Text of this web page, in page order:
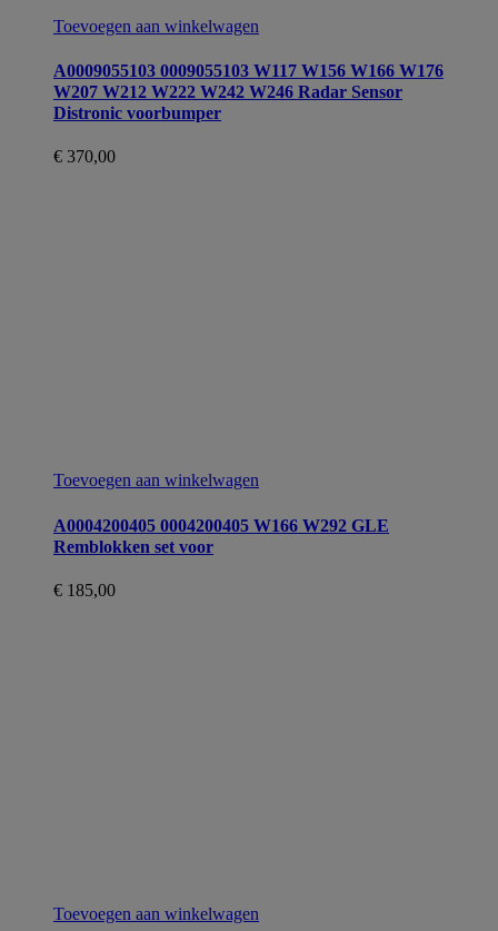
Toevoegen aan winkelwagen
A0009055103 0009055103 W117 W156 W166 W176
W207 W212 W222 W242 W246 Radar Sensor
Distronic voorbumper
€ 370,00
Toevoegen aan winkelwagen
A0004200405 0004200405 W166 W292 GLE
Remblokken set voor
€ 185,00
Toevoegen aan winkelwagen